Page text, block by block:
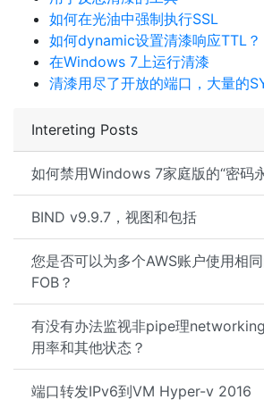
Intereting Posts
如何禁用Windows 7家庭版的“密码
BIND v9.9.7，视图和包括
您是否可以为多个AWS账户使用相
FOB？
有没有办法监视非pipe理
用率和其他状态？
端口转发IPv6到VM Hyper-v 2016
如何在光油中强制执行SSL
如何dynamic设置清漆响应TTL？
在Windows 7上运行清漆
清漆用尽了开放的端口，大量的